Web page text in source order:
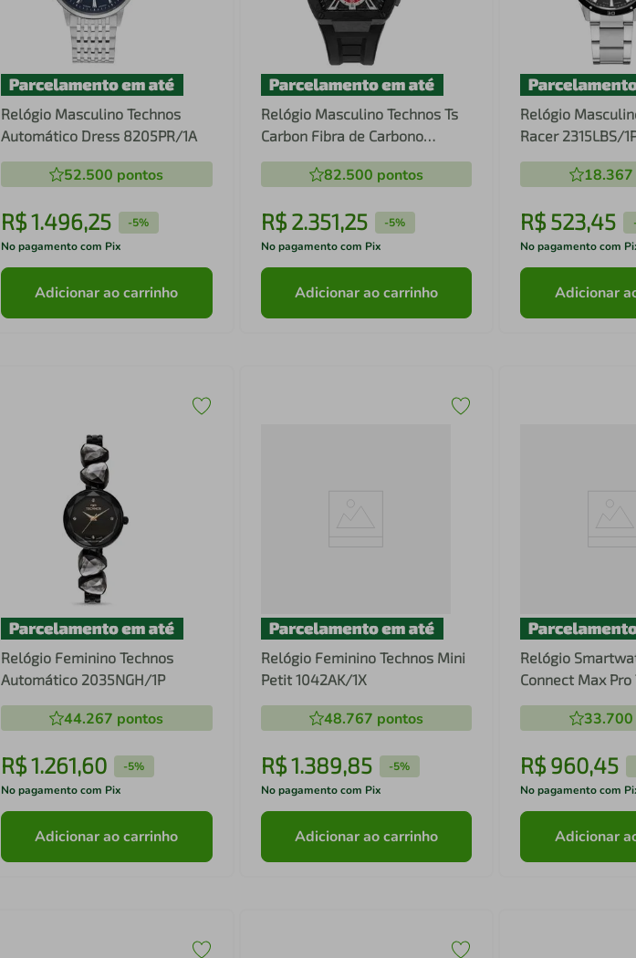
Relógio Masculino Technos
Automático Dress 8205PR/1A
52.500 pontos
R$1.496,25 -5%
No pagamento com Pix
Adicionar ao carrinho
Relógio Masculino Technos Ts
Carbon Fibra de Carbono
JS25BDQ/2P
82.500 pontos
R$ 2.351,25 -5%
No pagamento com Pix
Adicionar ao carrinho
Relógio
Racer 2315LBS/
18.367
R$523,45
No pagamento com
Adicionar
Relógio Feminino Technos
Automático 2035NGH/1P
44.267 pontos
R$1.261,60 -5%
No pagamento com Pix
Adicionar ao carrinho
Relógio Feminino Technos Mini
Petit 1042AK/1X
48.767 pontos
R$1.389,85 -5%
No pagamento com Pix
Adicionar ao carrinho
Relógio
Connect Max
33.700
R$960,45
No pagamento com
Adicionar